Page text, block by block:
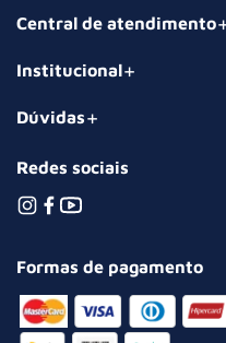
Central de atendimento
Institucional
Dúvidas
Redes sociais
Formas de pagamento